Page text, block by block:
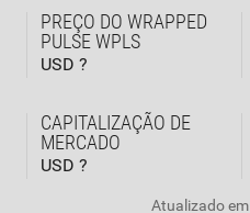
PREÇO DO WRAPPED
PULSE WPLS
USD ?
CAPITALIZAÇÃO DE
MERCADO
USD ?
Atualizado em